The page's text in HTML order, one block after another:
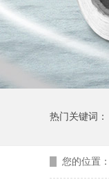
热门关键词：
您的位置：